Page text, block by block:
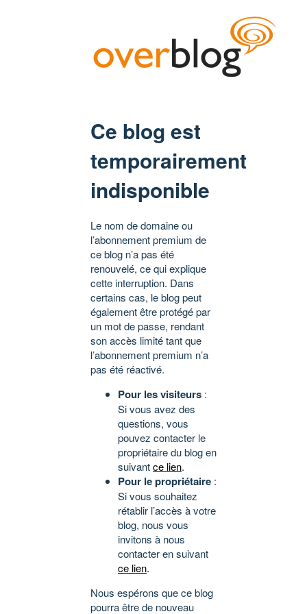
Ce blog est
temporairement
indisponible
Le nom de domaine ou
l’abonnement premium de
ce blog n’a pas été
renouvelé, ce qui explique
cette interruption. Dans
certains cas, le blog peut
également être protégé par
un mot de passe, rendant
son accès limité tant que
l’abonnement premium n’a
pas été réactivé.
Pour les visiteurs :
Si vous avez des
questions, vous
pouvez contacter le
propriétaire du blog en
suivantce lien.
Pour le propriétaire :
Si vous souhaitez
rétablir l’accès à votre
blog, nous vous
invitons à nous
contacter en suivant
ce lien.
Nous espérons que ce blog
pourra être de nouveau